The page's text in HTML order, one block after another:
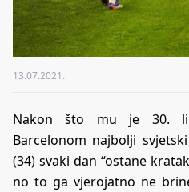
13.07.2021.
Nakon što mu je 30.
Barcelonom najbolji
(34) svaki dan “ostane
no to ga vjerojatno ne